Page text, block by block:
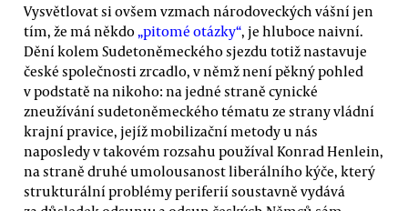
Vysvětlovat si ovšem vzmach národoveckých vášní jen
tím, že má někdo„pitomé otázky“, je hluboce naivní.
Dění kolem Sudetoněmeckého sjezdu totiž nastavuje
české společnosti zrcadlo, v němž není pěkný pohled
v podstatě na nikoho: na jedné straně cynické
zneužívání sudetoněmeckého tématu ze strany vládní
krajní pravice, jejíž mobilizační metody u nás
naposledy v takovém rozsahu používal Konrad Henlein,
na straně druhé umolousanost liberálního kýče, který
strukturální problémy periferií soustavně vydává